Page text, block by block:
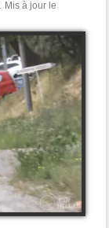
Mis à jour le